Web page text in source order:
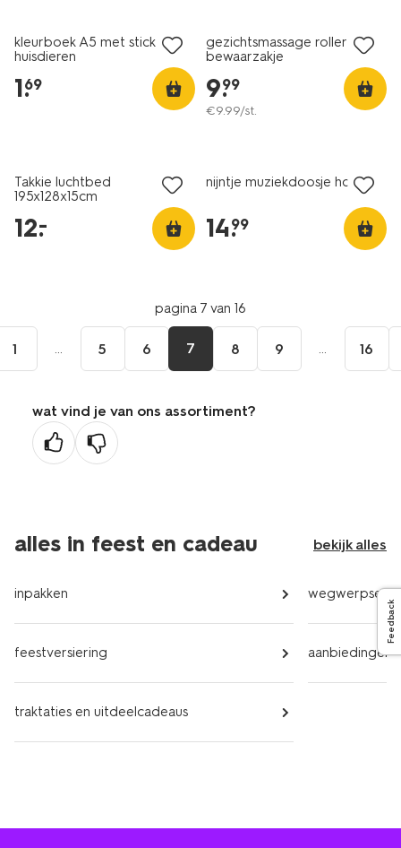
kleurboek A5 met stickers
huisdieren
1.
69
gezichtsmassage roller met
bewaarzakje
9.
99
€9.99/st.
Takkie luchtbed
195x128x15cm
12.
–
nijntje muziekdoosje hout
14.
99
pagina 7 van 16
1 ... 5 6 7 8 9 ... 16
wat vind je van ons assortiment?
Feedback
alles in feest en cadeau bekijk alles
inpakken
feestversiering
traktaties en uitdeelcadeaus
aanbiedingen